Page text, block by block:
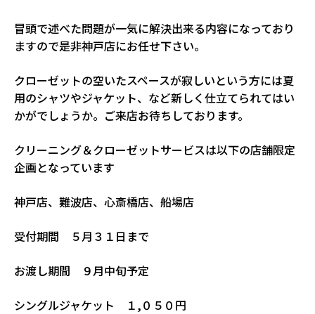
冒頭で述べた問題が一気に解決出来る内容になっており
ますので是非神戸店にお任せ下さい。
クローゼットの空いたスペースが寂しいという方には夏
用のシャツやジャケット、など新しく仕立てられてはい
かがでしょうか。ご来店お待ちしております。
クリーニング＆クローゼットサービスは以下の店舗限定
企画となっています
神戸店、難波店、心斎橋店、船場店
受付期間 ５月３１日まで
お渡し期間 ９月中旬予定
シングルジャケット １,０５０円